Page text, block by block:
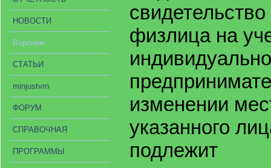
НОВОСТИ
Воронеж
СТАТЬИ
minjustvrn
ФОРУМ
СПРАВОЧНАЯ
ПРОГРАММЫ
физлица на
изменении
указанного
подлежит